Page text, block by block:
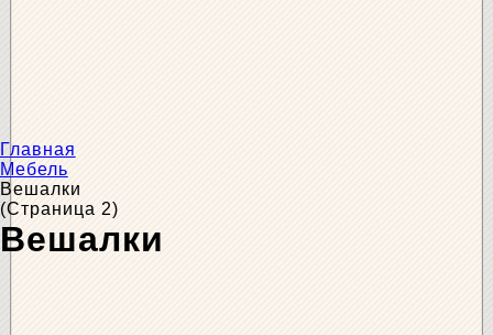
Главная
Мебель
Вешалки
(Страница 2)
Вешалки